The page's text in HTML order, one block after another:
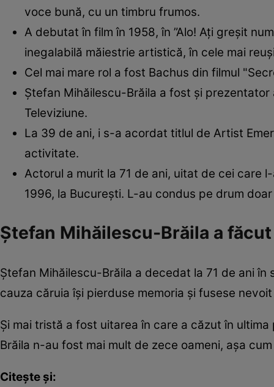
voce bună, cu un timbru frumos.
A debutat în film în 1958, în ”Alo! Ați greșit
inegalabilă măiestrie artistică, în cele mai
Cel mai mare rol a fost Bachus din filmul
Ștefan Mihăilescu-Brăila a fost și
Televiziune.
La 39 de ani, i s-a acordat titlul de Artist
activitate.
Actorul a murit la 71 de ani, uitat de cei care
1996, la București. L-au condus pe drum
Ștefan Mihăilescu-Brăila a
Ștefan Mihăilescu-Brăila a decedat la 71 de ani
cauza căruia îşi pierduse memoria şi fusese
Şi mai tristă a fost uitarea în care a căzut în
Brăila n-au fost mai mult de zece oameni, aşa
Citește și: